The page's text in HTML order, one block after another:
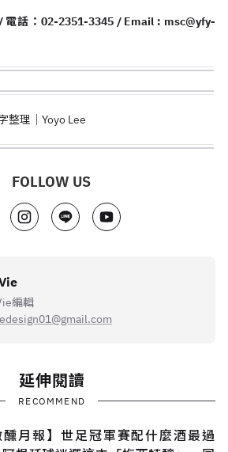
/ 電話：02-2351-3345 / Email : msc@yfy-
整理｜Yoyo Lee
FOLLOW US
編輯
延伸閱讀
RECOMMEND
醺月報】世足冠軍賽配什麼酒最過